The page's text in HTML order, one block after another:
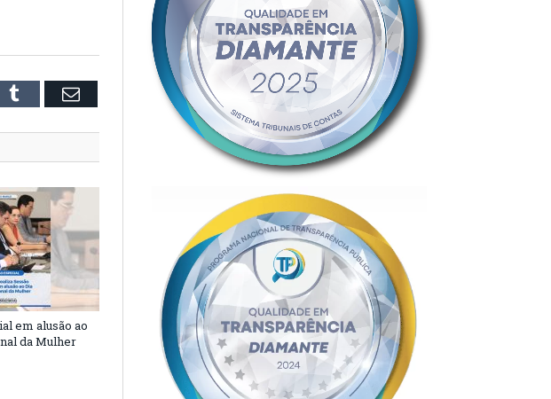
Tumblr Email
em alusão ao
da Mulher